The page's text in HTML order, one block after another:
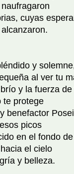
cuyas
y
al ver tu
y la fuerza de
protege
picos
en el fondo de
el cielo
y belleza.